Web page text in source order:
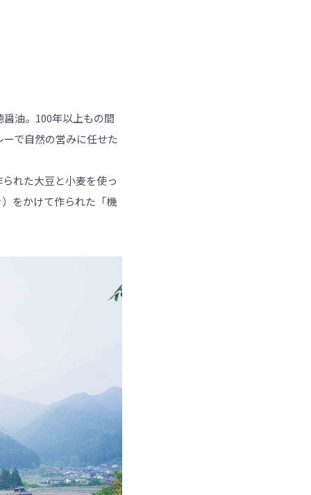
油。100年以上もの間
で自然の営みに任せた
れた大豆と小麦を使っ
をかけて作られた「機